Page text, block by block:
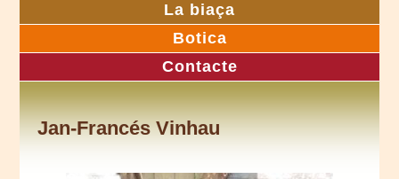
La biaça
Botica
Contacte
Jan-Francés Vinhau